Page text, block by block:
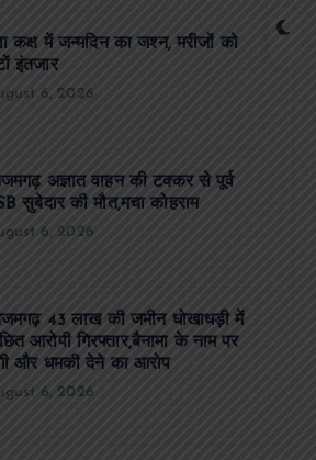
कक्ष में जन्मदिन का जश्न, मरीजों को
इंतजार
6, 2026
अज्ञात वाहन की टक्कर से पूर्व
सुबेदार की मौत,मचा कोहराम
6, 2026
43 लाख की जमीन धोखाधड़ी में
आरोपी गिरफ्तार,बैनामा के नाम पर
और धमकी देने का आरोप
6, 2026